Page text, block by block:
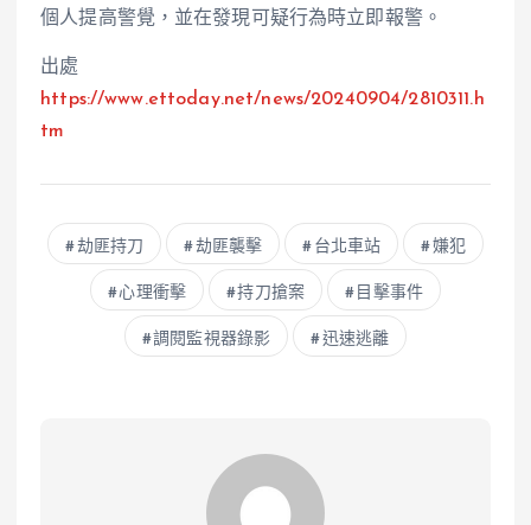
個人提高警覺，並在發現可疑行為時立即報警。
出處
https://www.ettoday.net/news/20240904/2810311.h
tm
劫匪持刀 劫匪襲擊 台北車站 嫌犯
心理衝擊 持刀搶案 目擊事件
調閱監視器錄影 迅速逃離